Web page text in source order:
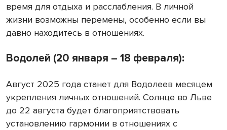
время для отдыха и расслабления. В личной
жизни возможны перемены, особенно если вы
давно находитесь в отношениях.
Водолей (20 января – 18 февраля):
Август 2025 года станет для Водолеев месяцем
укрепления личных отношений. Солнце во Льве
до 22 августа будет благоприятствовать
установлению гармонии в отношениях с